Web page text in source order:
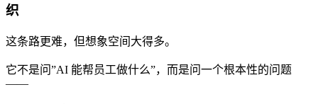
织
这条路更难，但想象空间大得多。
它不是问”AI 能帮员工做什么”，而是问一个根本性的问题
——